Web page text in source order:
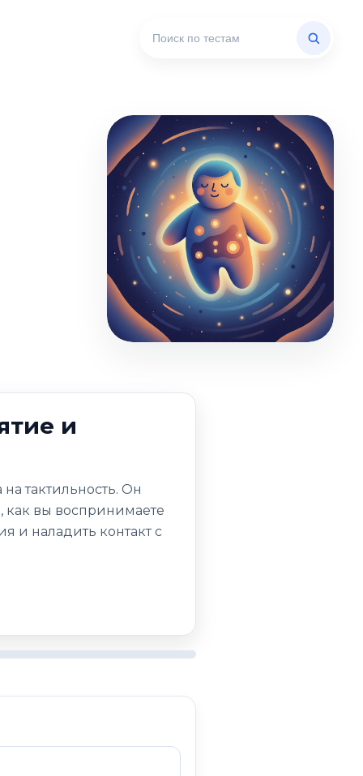
и
тактильность. Он
как вы воспринимаете
и наладить контакт с